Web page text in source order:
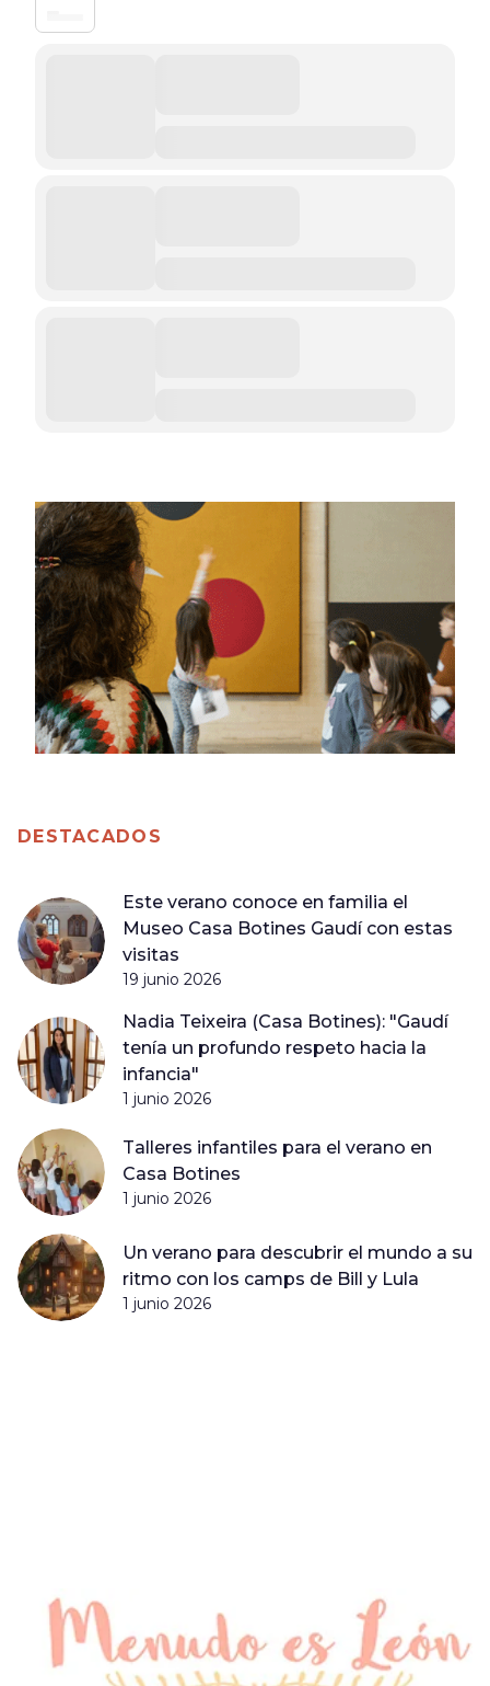
DESTACADOS
Este verano conoce en familia el
Museo Casa Botines Gaudí con estas
visitas
19 junio 2026
Nadia Teixeira (Casa Botines): "Gaudí
tenía un profundo respeto hacia la
infancia"
1 junio 2026
Talleres infantiles para el verano en
Casa Botines
1 junio 2026
Un verano para descubrir el mundo a su
ritmo con los camps de Bill y Lula
1 junio 2026